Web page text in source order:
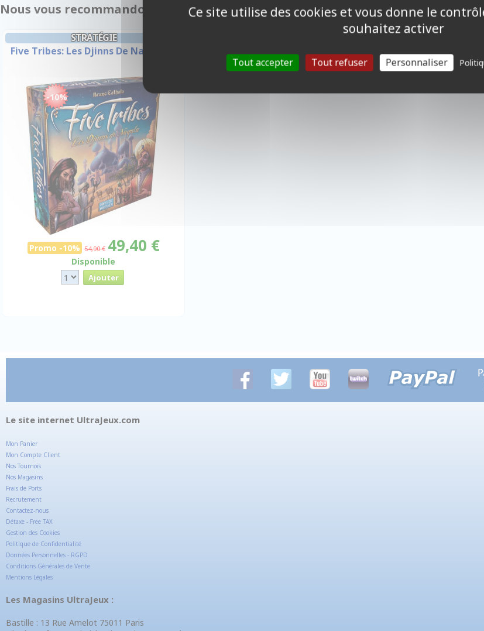
Nous vous recommandons également :
STRATÉGIE
Five Tribes: Les Djinns De Naqala
-10%
Promo -10% 54,90 € 49,40 €
Disponible
Le site internet UltraJeux.com
Mon Panier
Mon Compte Client
Nos Tournois
Nos Magasins
Frais de Ports
Recrutement
Contactez-nous
Détaxe - Free TAX
Gestion des Cookies
Politique de Confidentialité
Données Personnelles - RGPD
Conditions Générales de Vente
Mentions Légales
Les Magasins UltraJeux :
Bastille : 13 Rue Amelot 75011 Paris
Ce site utilise des cookies et vous donne le
souhaitez activer
Tout accepter Tout refuser Personnaliser